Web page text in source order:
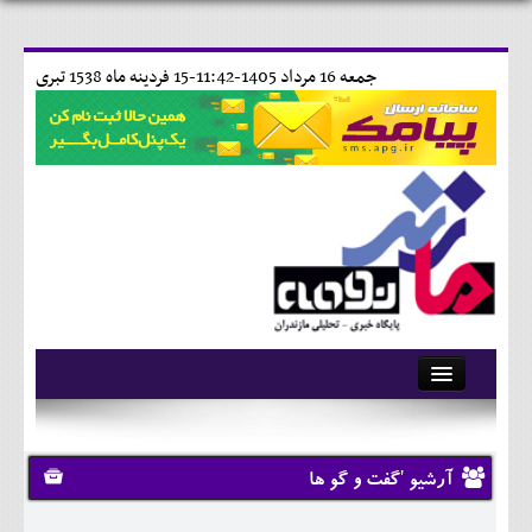
15 فردينه ماه 1538 تبری جمعه 16 مرداد 1405-11:42-
آرشیو
تماس با ما
وبلاگ
آرشیو 'گفت و گو ها